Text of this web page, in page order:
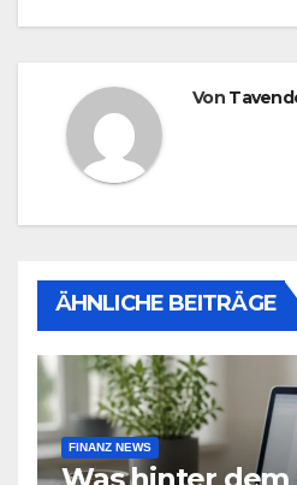
Von
ÄHNLICHE BEITRÄGE
FINANZ NEWS
Was hinter